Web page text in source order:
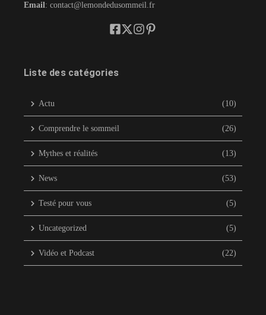
Email: contact@lemondedusommeil.fr
Liste des catégories
Actu (10)
Comprendre le sommeil (26)
Mythes et réalités (13)
News (53)
Testé pour vous (5)
Uncategorized (5)
Vidéo et Podcast (22)